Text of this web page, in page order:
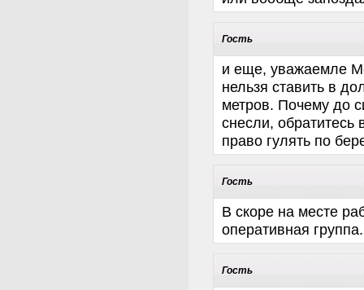
Гость
и еще, уважаемле
нельзя ставить в
метров. Почему до
снесли, обратитесь
право гулять по
Гость
В скоре на месте
оперативная группа.
Гость